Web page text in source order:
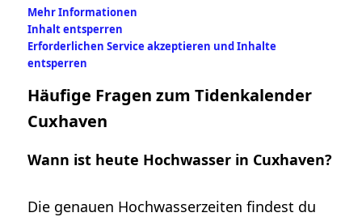
Mehr Informationen
Inhalt entsperren
Erforderlichen Service akzeptieren und Inhalte
entsperren
Häufige Fragen zum Tidenkalender
Cuxhaven
Wann ist heute Hochwasser in Cuxhaven?
Die genauen Hochwasserzeiten findest du